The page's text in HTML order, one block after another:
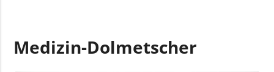
Medizin-Dolmetscher